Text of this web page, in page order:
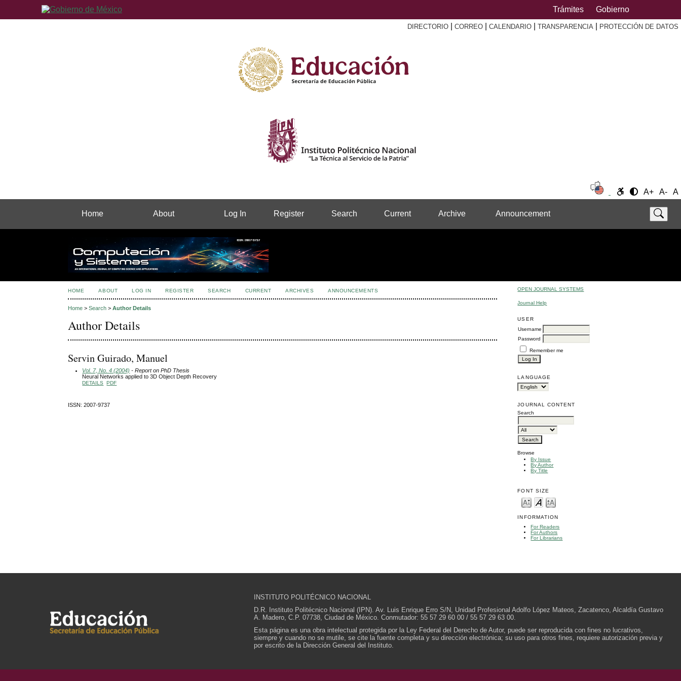
Trámites Gobierno
DIRECTORIO CORREO CALENDARIO TRANSPARENCIA PROTECCIÓN DE DATOS
A+ A- A
Home About Log In Register Search Current Archive Announcement
OPEN JOURNAL SYSTEMS
Journal Help
USER
Username
Password
Remember me
LANGUAGE
JOURNAL CONTENT
Search
Browse
By Issue
By Author
By Title
FONT SIZE
INFORMATION
For Readers
For Authors
For Librarians
HOME ABOUT LOG IN REGISTER SEARCH CURRENT ARCHIVES ANNOUNCEMENTS
Home >Search >Author Details
Author Details
Servin Guirado, Manuel
Vol. 7, No. 4 (2004) - Report on PhD Thesis
Neural Networks applied to 3D Object Depth Recovery
DETAILS PDF
ISSN: 2007-9737
INSTITUTO POLITÉCNICO NACIONAL
D.R. Instituto Politécnico Nacional (IPN). Av. Luis Enrique Erro S/N, Unidad Profesional Adolfo López Mateos, Zacatenco, Alcaldía Gustavo
A. Madero, C.P. 07738, Ciudad de México. Conmutador: 55 57 29 60 00 / 55 57 29 63 00.
Esta página es una obra intelectual protegida por la Ley Federal del Derecho de Autor, puede ser reproducida con fines no lucrativos,
siempre y cuando no se mutile, se cite la fuente completa y su dirección electrónica; su uso para otros fines, requiere autorización previa y
por escrito de la Dirección General del Instituto.